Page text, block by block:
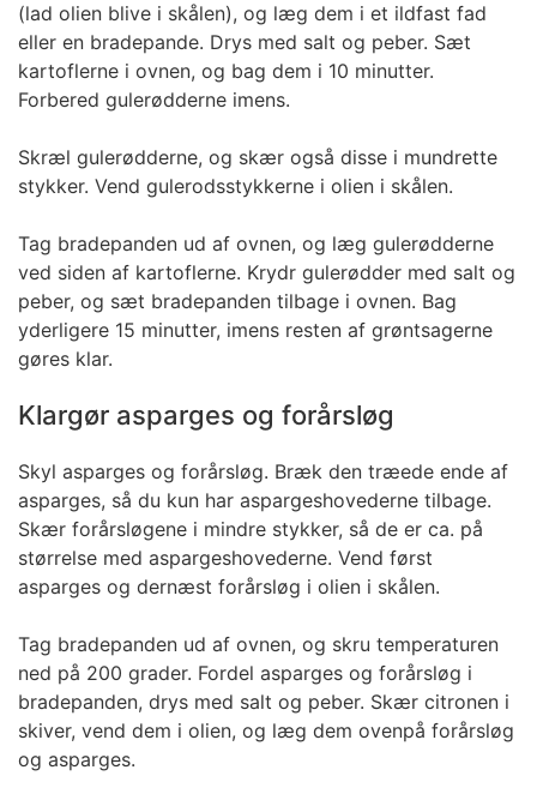
(lad olien blive i skålen), og læg dem i et ildfast fad
eller en bradepande. Drys med salt og peber. Sæt
kartoflerne i ovnen, og bag dem i 10 minutter.
Forbered gulerødderne imens.
Skræl gulerødderne, og skær også disse i mundrette
stykker. Vend gulerodsstykkerne i olien i skålen.
Tag bradepanden ud af ovnen, og læg gulerødderne
ved siden af kartoflerne. Krydr gulerødder med salt og
peber, og sæt bradepanden tilbage i ovnen. Bag
yderligere 15 minutter, imens resten af grøntsagerne
gøres klar.
Klargør asparges og forårsløg
Skyl asparges og forårsløg. Bræk den træede ende af
asparges, så du kun har aspargeshovederne tilbage.
Skær forårsløgene i mindre stykker, så de er ca. på
størrelse med aspargeshovederne. Vend først
asparges og dernæst forårsløg i olien i skålen.
Tag bradepanden ud af ovnen, og skru temperaturen
ned på 200 grader. Fordel asparges og forårsløg i
bradepanden, drys med salt og peber. Skær citronen i
skiver, vend dem i olien, og læg dem ovenpå forårsløg
og asparges.